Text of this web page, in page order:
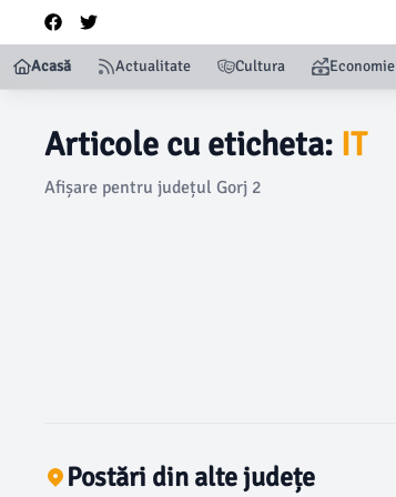
Acasă Actualitate Cultura Economie
Articole cu eticheta: IT
Afișare pentru județul Gorj 2
Postări din alte județe